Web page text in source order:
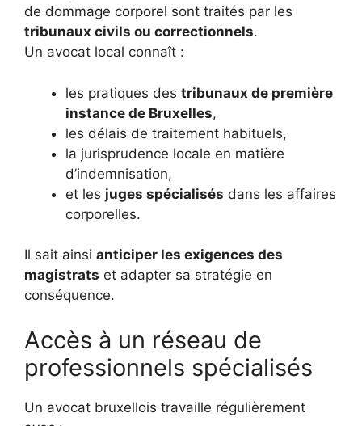
de dommage corporel sont traités par les
tribunaux civils ou correctionnels.
Un avocat local connaît :
les pratiques des tribunaux de première
instance de Bruxelles,
les délais de traitement habituels,
la jurisprudence locale en matière
d’indemnisation,
et les juges spécialisés dans les affaires
corporelles.
Il sait ainsi anticiper les exigences des
magistrats et adapter sa stratégie en
conséquence.
Accès à un réseau de
professionnels spécialisés
Un avocat bruxellois travaille régulièrement